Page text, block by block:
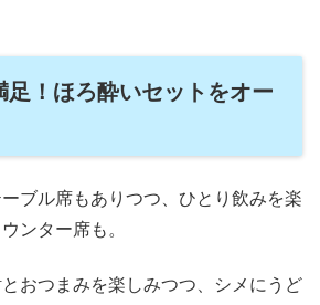
足！ほろ酔いセットをオー
ブル席もありつつ、ひとり飲みを楽
ンター席も。
おつまみを楽しみつつ、シメにうど